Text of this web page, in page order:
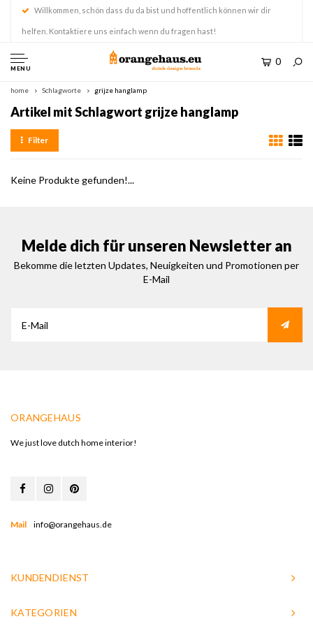
Willkommen, schön dass du da bist und hoffentlich können wir dir
helfen. Kontaktiere uns einfach wenn du fragen hast!
MENU
0
home Schlagworte grijze hanglamp
Artikel mit Schlagwort grijze hanglamp
Filter
Keine Produkte gefunden!...
Melde dich für unseren Newsletter an
Bekomme die letzten Updates, Neuigkeiten und Promotionen per
E-Mail
ORANGEHAUS
We just love dutch home interior!
Mail info@orangehaus.de
KUNDENDIENST
KATEGORIEN